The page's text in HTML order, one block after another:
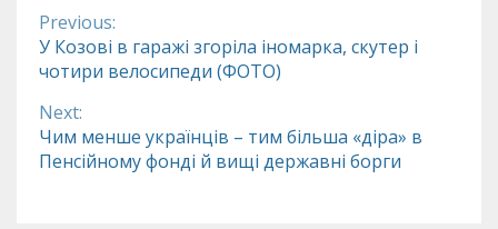
Continue
Reading
Previous:
У Козові в гаражі згоріла іномарка, скутер і
чотири велосипеди (ФОТО)
Next:
Чим менше українців – тим більша «діра» в
Пенсійному фонді й вищі державні борги